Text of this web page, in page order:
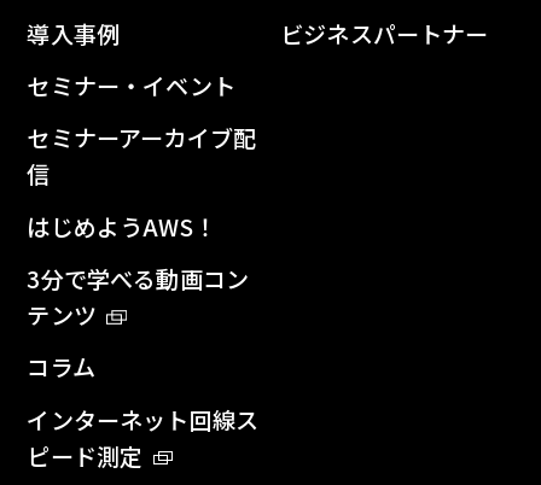
導入事例
セミナー・イベント
セミナーアーカイブ配
信
はじめようAWS！
3分で学べる動画コン
テンツ
コラム
インターネット回線ス
ピード測定
ビジネスパートナー